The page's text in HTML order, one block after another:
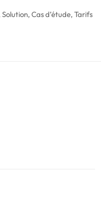
Cas d’étude, Tarifs